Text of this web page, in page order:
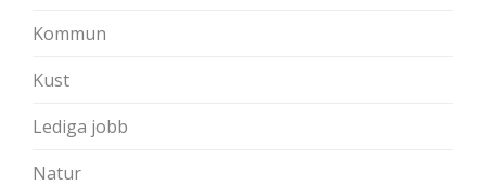
Kommun
Kust
Lediga jobb
Natur